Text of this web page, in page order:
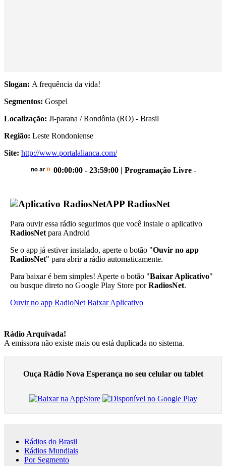
Slogan: A frequência da vida!
Segmentos: Gospel
Localização: Ji-parana / Rondônia (RO) - Brasil
Região: Leste Rondoniense
Site: http://www.portalalianca.com/
00:00:00 - 23:59:00 | Programação Livre-
APP RadiosNet
Para ouvir essa rádio segurimos que você instale o aplicativo
RadiosNet para Android
Se o app já estiver instalado, aperte o botão "Ouvir no app
RadiosNet" para abrir a rádio automaticamente.
Para baixar é bem simples! Aperte o botão "Baixar Aplicativo"
ou busque direto no Google Play Store porRadiosNet.
Ouvir no app RadioNet Baixar Aplicativo
Rádio Arquivada!
A emissora não existe mais ou está duplicada no sistema.
Ouça Rádio Nova Esperança no seu celular ou tablet
Rádios do Brasil
Rádios Mundiais
Por Segmento